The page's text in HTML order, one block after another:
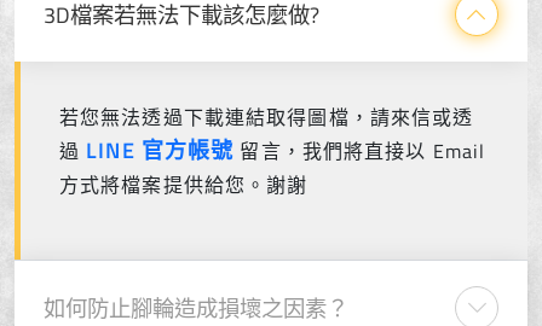
3D檔案若無法下載該怎麼做?
若您無法透過下載連結取得圖檔，請來信或透
過 LINE 官方帳號 留言，我們將直接以 Email
方式將檔案提供給您。謝謝
如何防止腳輪造成損壞之因素？